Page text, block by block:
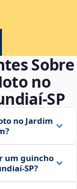
Sobre
no
no Jardim
um guincho